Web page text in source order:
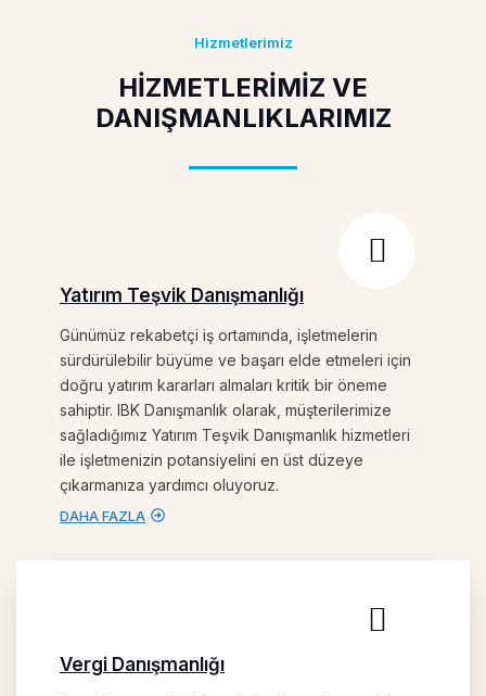
Hizmetlerimiz
HİZMETLERİMİZ VE
DANIŞMANLIKLARIMIZ
Yatırım Teşvik Danışmanlığı
Günümüz rekabetçi iş ortamında, işletmelerin
sürdürülebilir büyüme ve başarı elde etmeleri için
doğru yatırım kararları almaları kritik bir öneme
sahiptir. IBK Danışmanlık olarak, müşterilerimize
sağladığımız Yatırım Teşvik Danışmanlık hizmetleri
ile işletmenizin potansiyelini en üst düzeye
çıkarmanıza yardımcı oluyoruz.
DAHA FAZLA
Vergi Danışmanlığı